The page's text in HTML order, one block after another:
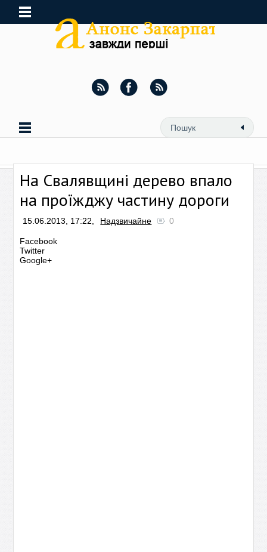
На Свалявщині дерево впало
на проїжджу частину дороги
15.06.2013, 17:22, Надзвичайне 0
Facebook
Twitter
Google+